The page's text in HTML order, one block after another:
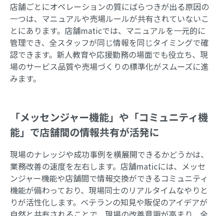
店舗ごとにオペレーションの質にばらつきが出る原因の
一つは、マニュアルや売場ルールが共有されていないこ
とにあります。店舗maticでは、マニュアルを一元的に
管理でき、全スタッフが同じ情報を同じタイミングで確
認できます。新人教育や応援勤務の場面でも役立ち、現
場のサービス品質や売場づくりの標準化がスムーズに進
みます。
「メッセンジャー機能」や「コミュニティ機
能」で店舗間の情報共有が活発に
現場のナレッジや成功事例を横展開できるかどうかは、
業務改善の速度を左右します。店舗maticには、メッセ
ンジャー機能や店舗間で情報交換ができるコミュニティ
機能が備わっており、現場同士のリアルタイムなやりと
りが活性化します。ベテランの知見や販促のアイデアが